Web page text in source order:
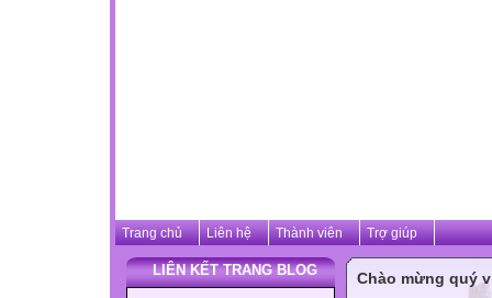
Trang chủ Liên hệ Thành viên Trợ giúp
LIÊN KẾT TRANG BLOG Chào mừng quý